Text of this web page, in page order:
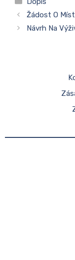
Žádost O
Návrh Na